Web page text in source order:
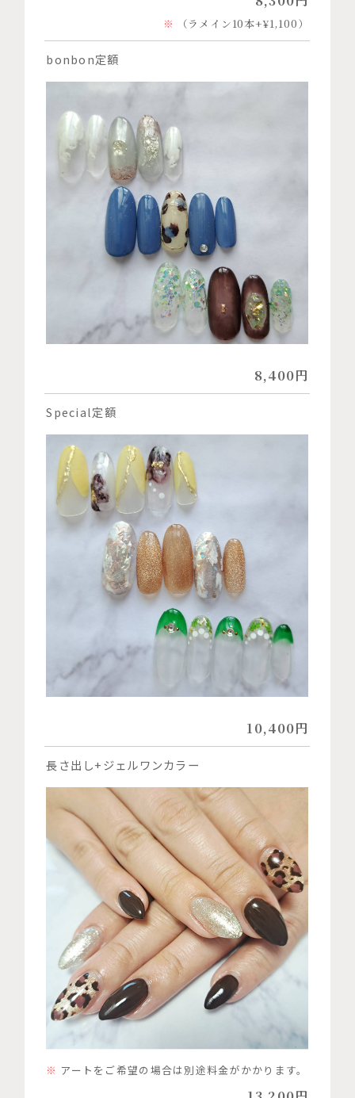
（ラメイン10本+¥1,100）
bonbon定額
8,400円
Special定額
10,400円
長さ出し+ジェルワンカラー
アートをご希望の場合は別途料金がかかります。